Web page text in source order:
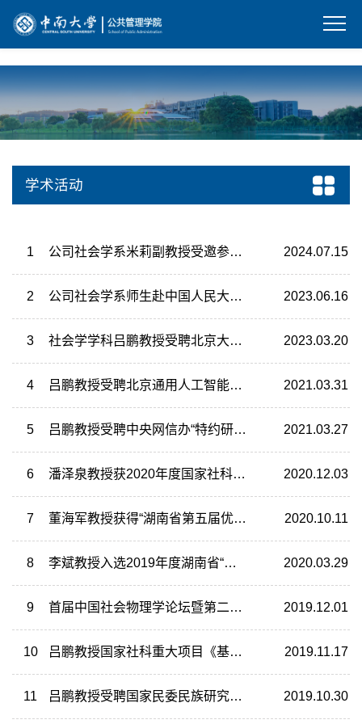
学术活动
1 公司社会学系米莉副教授受邀参加“湘村相见”主题讲座 2024.07.15
2 公司社会学系师生赴中国人民大学参加“强东杯”高校社会学知识竞赛 2023.06.16
3 社会学学科吕鹏教授受聘北京大学武汉人工智能研究院副经理 2023.03.20
4 吕鹏教授受聘北京通用人工智能研究院研究员 2021.03.31
5 吕鹏教授受聘中央网信办“特约研究员” 2021.03.27
6 潘泽泉教授获2020年度国家社科基金重大项目立项 2020.12.03
7 董海军教授获得“湖南省第五届优秀青年社会科学专家”光荣称号 2020.10.11
8 李斌教授入选2019年度湖南省“芙蓉学者奖励计划”特聘教授 2020.03.29
9 首届中国社会物理学论坛暨第二届中国计算社会科学论坛在公司举行 2019.12.01
10 吕鹏教授国家社科重大项目《基于大数据的反社会行为预测》获得滚动资助 2019.11.17
11 吕鹏教授受聘国家民委民族研究优秀中青年专家 2019.10.30